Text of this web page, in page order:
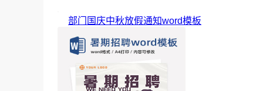
部门国庆中秋放假通知word模板